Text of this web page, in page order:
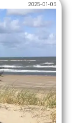
Karriere in
Bärbel
Prüfungen
Ruhestand
Einsatz. Beide
Ayuna und
Ayuna
ein großer
und
2025-01-05